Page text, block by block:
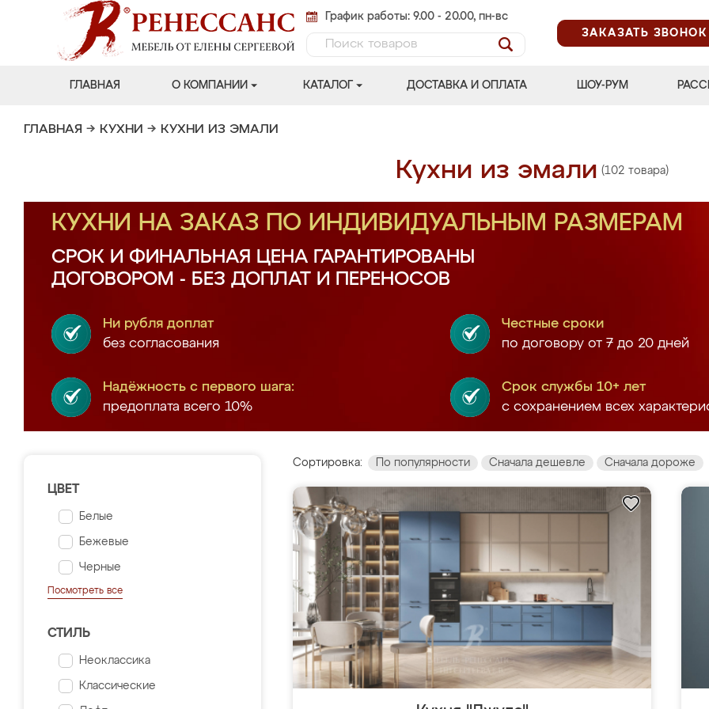
График работы: 9.00 - 20.00, пн-вс
ЗАКАЗАТЬ ЗВОНОК
ГЛАВНАЯ О КОМПАНИИ КАТАЛОГ ДОСТАВКА И ОПЛАТА ШОУ-РУМ
ГЛАВНАЯ → КУХНИ → КУХНИ ИЗ ЭМАЛИ
Кухни из эмали (102 товара)
КУХНИ НА ЗАКАЗ ПО ИНДИВИДУАЛЬНЫМ РАЗМЕРАМ
СРОК И ФИНАЛЬНАЯ ЦЕНА ГАРАНТИРОВАНЫ
ДОГОВОРОМ - БЕЗ ДОПЛАТ И ПЕРЕНОСОВ
Ни рубля доплат
без согласования
Честные сроки
по договору от 7 до 20 дней
Надёжность с первого шага:
предоплата всего 10%
Срок службы 10+ лет
с сохранением всех
ЦВЕТ
Белые
Бежевые
Черные
Посмотреть все
СТИЛЬ
Неоклассика
Классические
Сортировка: По популярности Сначала дешевле Сначала дороже